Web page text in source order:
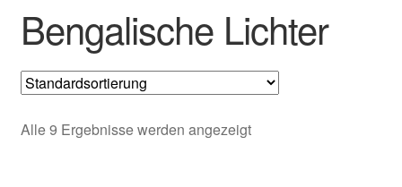
Bengalische Lichter
Alle 9 Ergebnisse werden angezeigt